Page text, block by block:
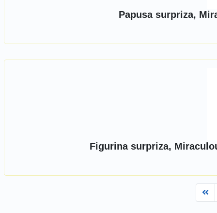
Papusa surpriza,
Figurina surpriza,